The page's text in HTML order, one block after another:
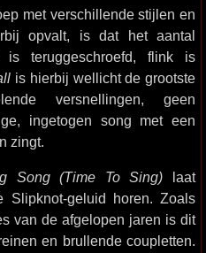
met verschillende stijlen en
opvalt, is dat het aantal
teruggeschroefd, flink is
is hierbij wellicht de grootste
versnellingen, geen
ingetogen song met een
zingt.
Song (Time To Sing) laat
Slipknot-geluid horen. Zoals
van de afgelopen jaren is dit
en brullende coupletten.